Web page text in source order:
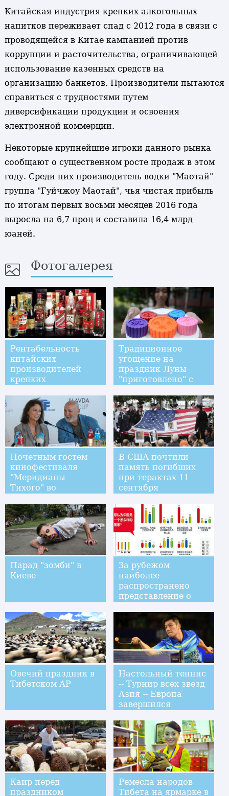
Китайская индустрия крепких алкогольных
напитков переживает спад с 2012 года в связи с
проводящейся в Китае кампанией против
коррупции и расточительства, ограничивающей
использование казенных средств на
организацию банкетов. Производители пытаются
справиться с трудностями путем
диверсификации продукции и освоения
электронной коммерции.
Некоторые крупнейшие игроки данного рынка
сообщают о существенном росте продаж в этом
году. Среди них производитель водки "Маотай"
группа "Гуйчжоу Маотай", чья чистая прибыль
по итогам первых восьми месяцев 2016 года
выросла на 6,7 проц и составила 16,4 млрд
юаней.
Фотогалерея
Рентабельность
китайских
производителей
крепких
напитков
повысилась --
доклад
Традиционное
угощение на
праздник Луны
"приготовлено" с
принтера
Почетным гостем
кинофестиваля
"Меридианы
Тихого" во
британская актриса
Жаклин Биссет
В США почтили
память погибших
при терактах 11
сентября
Парад "зомби" в
Киеве
За рубежом
наиболее
распространено
представление о
трудолюбивом
народе -- опрос
Овечий праздник в
Тибетском АР
Настольный теннис
-- Турнир всех звезд
Азия -- Европа
завершился
сборной
Каир перед
праздником
Ремесла народов
Тибета на ярмарке в